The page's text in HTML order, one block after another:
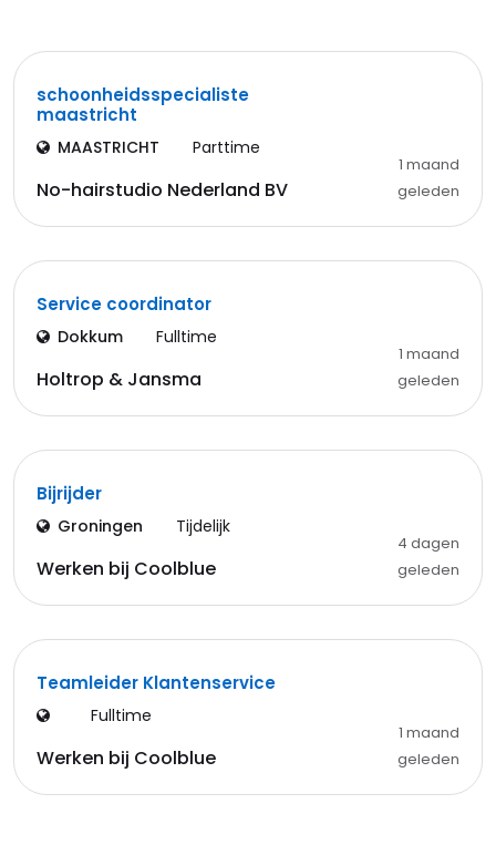
schoonheidsspecialiste
maastricht
MAASTRICHT Parttime
No-hairstudio Nederland BV
1 maand
geleden
Service coordinator
Dokkum Fulltime
Holtrop & Jansma
1 maand
geleden
Bijrijder
Groningen Tijdelijk
Werken bij Coolblue
4 dagen
geleden
Teamleider Klantenservice
Fulltime
Werken bij Coolblue
1 maand
geleden